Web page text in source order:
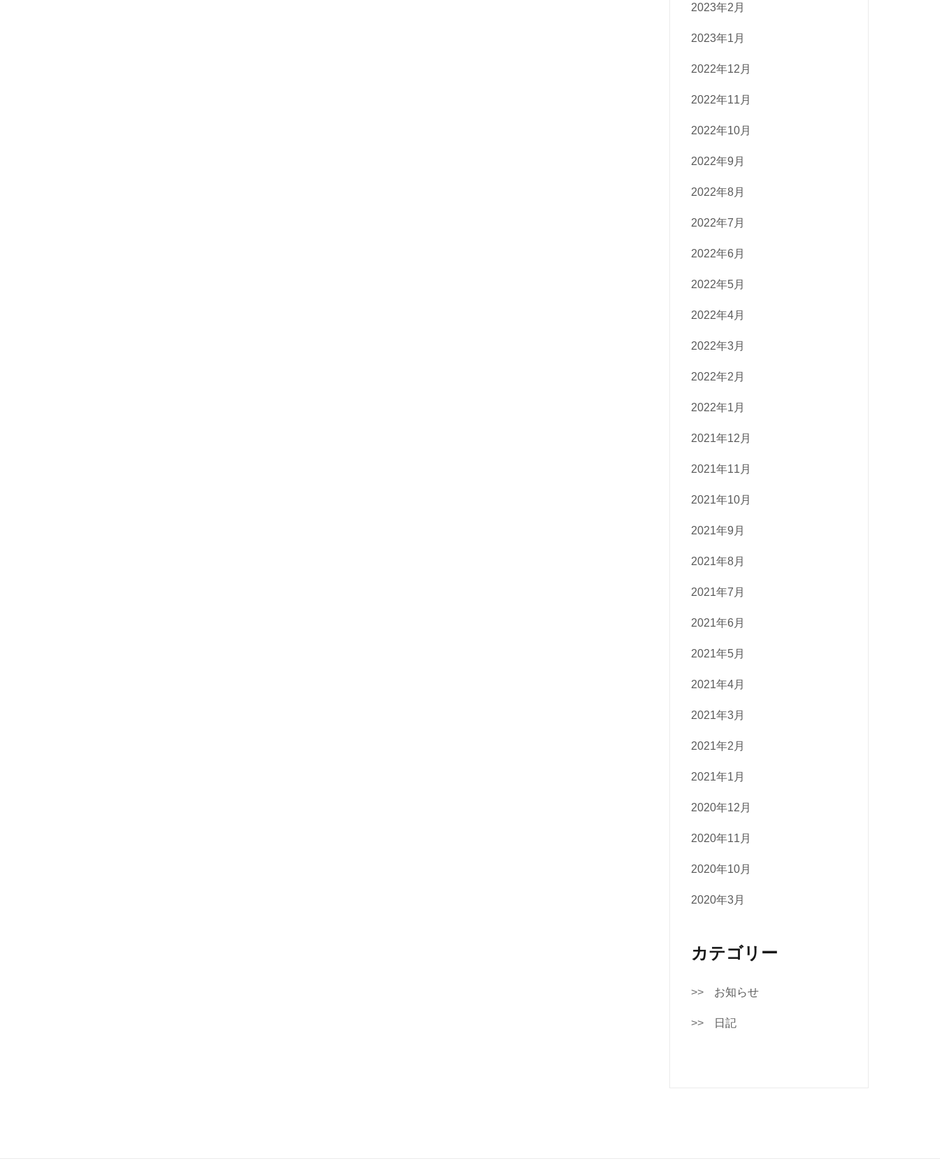
2023年2月
2023年1月
2022年12月
2022年11月
2022年10月
2022年9月
2022年8月
2022年7月
2022年6月
2022年5月
2022年4月
2022年3月
2022年2月
2022年1月
2021年12月
2021年11月
2021年10月
2021年9月
2021年8月
2021年7月
2021年6月
2021年5月
2021年4月
2021年3月
2021年2月
2021年1月
2020年12月
2020年11月
2020年10月
2020年3月
カテゴリー
お知らせ
日記